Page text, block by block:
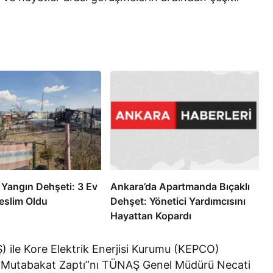
Dehşeti: 3 Ev
Oldu
Ankara’da Apartmanda Bıçaklı
Dehşet: Yönetici Yardımcısını
Hayattan Kopardı
ile Kore Elektrik Enerjisi Kurumu (KEPCO)
Zaptı”nı TÜNAŞ Genel Müdürü Necati